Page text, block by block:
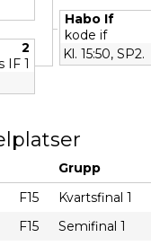
2
IF 1
Habo If
kode if
Kl. 15:50, SP2.
Grupp
F15 Kvartsfinal 1
F15 Semifinal 1